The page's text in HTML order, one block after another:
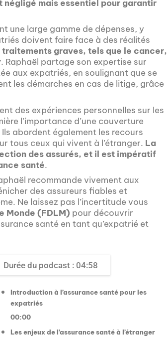
négligé mais essentiel pour garantir
une large gamme de dépenses, y
doivent faire face à des réalités
graves, tels que le cancer,
. Raphaël partage son expertise sur
aux expatriés, en soulignant que se
les démarches en cas de litige, grâce
des expériences personnelles sur les
l’importance d’une couverture
abordent également les recours
tous ceux qui vivent à l’étranger. La
des assurés, et il est impératif
santé.
recommande vivement aux
des assureurs fiables et
Ne laissez pas l’incertitude vous
Monde (FDLM) pour découvrir
santé en tant qu’expatrié et
Durée du podcast : 04:58
Introduction à l’assurance santé pour les
expatriés
00:00
Les enjeux de l’assurance santé à l’étranger